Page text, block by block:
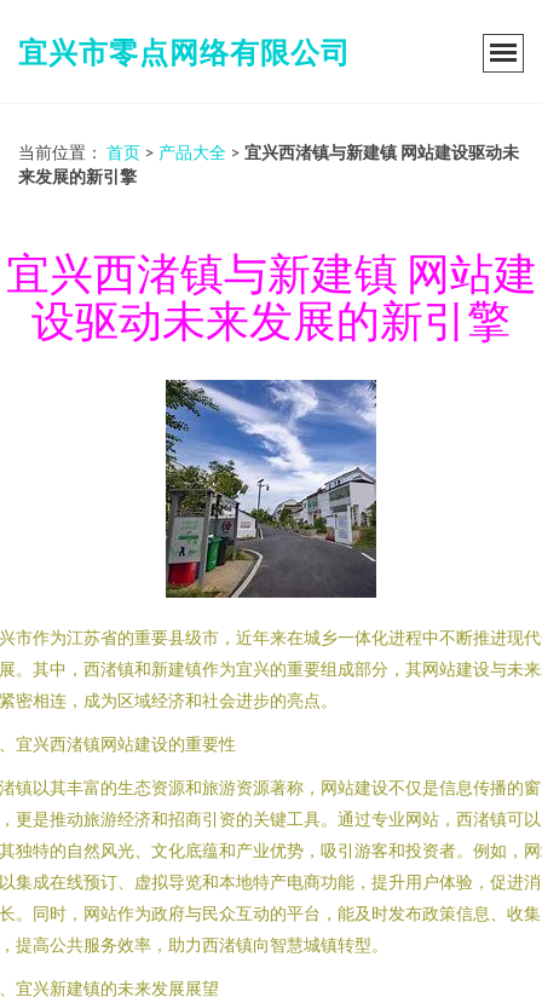
宜兴市零点网络有限公司
当前位置： 首页 > 产品大全 > 宜兴西渚镇与新建镇 网站建设驱动未
来发展的新引擎
宜兴西渚镇与新建镇 网站建
设驱动未来发展的新引擎
市作为江苏省的重要县级市，近年来在城乡一体化进程中不断推进现
。其中，西渚镇和新建镇作为宜兴的重要组成部分，其网站建设与未
密相连，成为区域经济和社会进步的亮点。
宜兴西渚镇网站建设的重要性
镇以其丰富的生态资源和旅游资源著称，网站建设不仅是信息传播的窗
更是推动旅游经济和招商引资的关键工具。通过专业网站，西渚镇可
独特的自然风光、文化底蕴和产业优势，吸引游客和投资者。例如，
集成在线预订、虚拟导览和本地特产电商功能，提升用户体验，促进
。同时，网站作为政府与民众互动的平台，能及时发布政策信息、收
提高公共服务效率，助力西渚镇向智慧城镇转型。
宜兴新建镇的未来发展展望